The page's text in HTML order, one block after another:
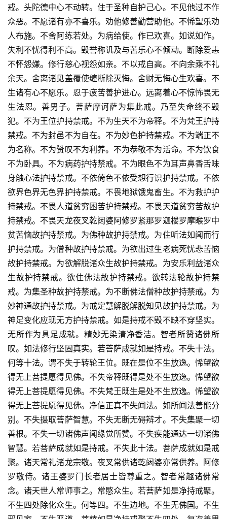
戒。头陀德中心不动转。住于圣种自护己心。不见他过不作
众恶。不愿诸有亦不喜乐。劝他修善勤营助他。不悕望乐劝
人布施。不舍阿练若处。为病给使。作已欢喜。如说如作。
失利不忧得利不高。毁誉称讥及与苦乐心不倾动。断除爱恚
不怀怨嫌。修行慈心视怨如亲。不以戒自高。不向余乘不礼
余天。舍离诸见盖覆使缠断除灭悔。舍财无悔心生欢喜。不
生诸有心不愿乐。忍于疲苦善护进心。远离着心不惊怖畏无
生法忍。善男子。菩萨摩诃萨为集此戒。乃至失命终不毁
犯。不为王位护持禁戒。不为生天不为帝释。不为梵王护持
禁戒。不为封邑不为自在。不为妙色护持禁戒。不为端正不
为名称。不为赞叹不为利养。不为恭敬不为活命。不为饮食
不为卧具。不为病药护持禁戒。不为眼色不为耳声鼻香舌味
身触心法护持禁戒。不依倚色不依受想行识护持禁戒。不依
欲界色界无色界护持禁戒。不畏地狱饿鬼畜生。不为救护护
持禁戒。不畏人道贫穷困苦护持禁戒。不畏天道贫穷苦故护
持禁戒。不畏天龙夜叉乾闼婆阿修罗紧那罗迦楼罗摩睺罗中
贫苦恼故护持禁戒。为佛种故护持禁戒。为住听法如闻而行
护持禁戒。为僧种故护持禁戒。为欲出过生老病死忧悲苦恼
故护持禁戒。为欲解脱诸众生故护持禁戒。为安乐利益诸众
生故护持禁戒。欲住佛法故护持禁戒。欲转法轮故护持禁
戒。为集圣种故护持禁戒。为不断佛法僧种故护持禁戒。为
妙神通故护持禁戒。为戒定慧解脱解脱知见故护持禁戒。为
神足变化应现无方护持禁戒。如是持戒不毁不缺不穿坚实。
无所作为具足成就。精妙无染清净香洁。智者所赞诸佛所
叹。如法修行坚固真实。若菩萨成就如是持戒。不失十法。
何等十法。谓不失于转轮王位。既在是位不生放逸。悕望欲
得无上菩提愿得见佛。不失帝释既得是处不生放逸。悕望欲
得无上菩提愿得见佛。不失梵王既生是处不生放逸。悕望欲
得无上菩提愿得见佛。净信正真不失闻法。如所闻法善能分
别。不失摄取菩萨智慧。不失无断无碍辩才。不失集聚一切
善根。不失一切诸佛声闻缘觉所赞。不失疾能通达一切诸佛
智慧。若菩萨成就如是持戒。不失此十法。菩萨成就如是戒
聚。诸天常礼诸龙宗敬。夜叉常供诸乾闼婆亦常供养。阿修
罗敬侍。诸王婆罗门长者居士皆尊重之。智者常趣诸佛常
念。诸天世人常师事之。常愍众生。若菩萨如是净持戒聚。
不生四处除化众生。何等四。不生边地。不生无佛国。不生